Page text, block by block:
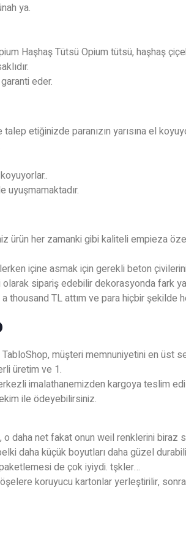
ya.
Haşhaş Tütsü Opium tütsü, haşhaş
eder.
etiğinizde paranızın yarısına el
uyuşmamaktadır.
ürün her zamanki gibi kaliteli empieza
içine asmak için gerekli beton
sipariş edebilir dekorasyonda fark
TL attım ve para hiçbir şekilde
müşteri memnuniyetini en üst
üretim ve 1.
imalathanemizden kargoya teslim
ile ödeyebilirsiniz.
daha net fakat onun weil renklerini biraz
daha küçük boyutları daha güzel
de çok iyiydi. tşkler…
koruyucu kartonlar yerleştirilir, sonra